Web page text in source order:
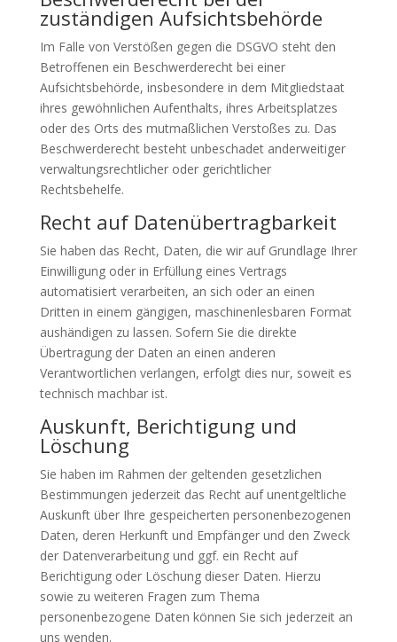
zuständigen Aufsichts­behörde
Im Falle von Verstößen gegen die DSGVO steht den
Betroffenen ein Beschwerderecht bei einer
Aufsichtsbehörde, insbesondere in dem Mitgliedstaat
ihres gewöhnlichen Aufenthalts, ihres Arbeitsplatzes
oder des Orts des mutmaßlichen Verstoßes zu. Das
Beschwerderecht besteht unbeschadet anderweitiger
verwaltungsrechtlicher oder gerichtlicher
Rechtsbehelfe.
Recht auf Daten­übertrag­barkeit
Sie haben das Recht, Daten, die wir auf Grundlage Ihrer
Einwilligung oder in Erfüllung eines Vertrags
automatisiert verarbeiten, an sich oder an einen
Dritten in einem gängigen, maschinenlesbaren Format
aushändigen zu lassen. Sofern Sie die direkte
Übertragung der Daten an einen anderen
Verantwortlichen verlangen, erfolgt dies nur, soweit es
technisch machbar ist.
Auskunft, Berichtigung und
Löschung
Sie haben im Rahmen der geltenden gesetzlichen
Bestimmungen jederzeit das Recht auf unentgeltliche
Auskunft über Ihre gespeicherten personenbezogenen
Daten, deren Herkunft und Empfänger und den Zweck
der Datenverarbeitung und ggf. ein Recht auf
Berichtigung oder Löschung dieser Daten. Hierzu
sowie zu weiteren Fragen zum Thema
personenbezogene Daten können Sie sich jederzeit an
uns wenden.